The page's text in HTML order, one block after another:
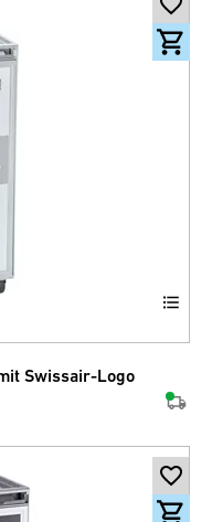
Swissair-Logo